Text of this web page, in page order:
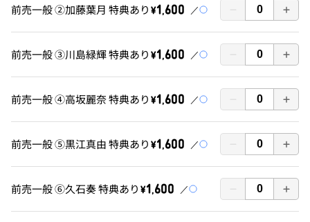
前売一般 ②加藤葉月 特典あり ￥1,600
前売一般 ③川島緑輝 特典あり ￥1,600
前売一般 ④高坂麗奈 特典あり ￥1,600
前売一般 ⑤黒江真由 特典あり ￥1,600
前売一般 ⑥久石奏 特典あり ￥1,600